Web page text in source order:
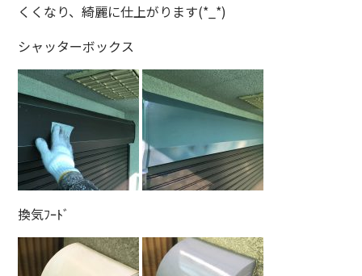
くくなり、綺麗に仕上がります(*_*)
シャッターボックス
換気ﾌｰﾄﾞ